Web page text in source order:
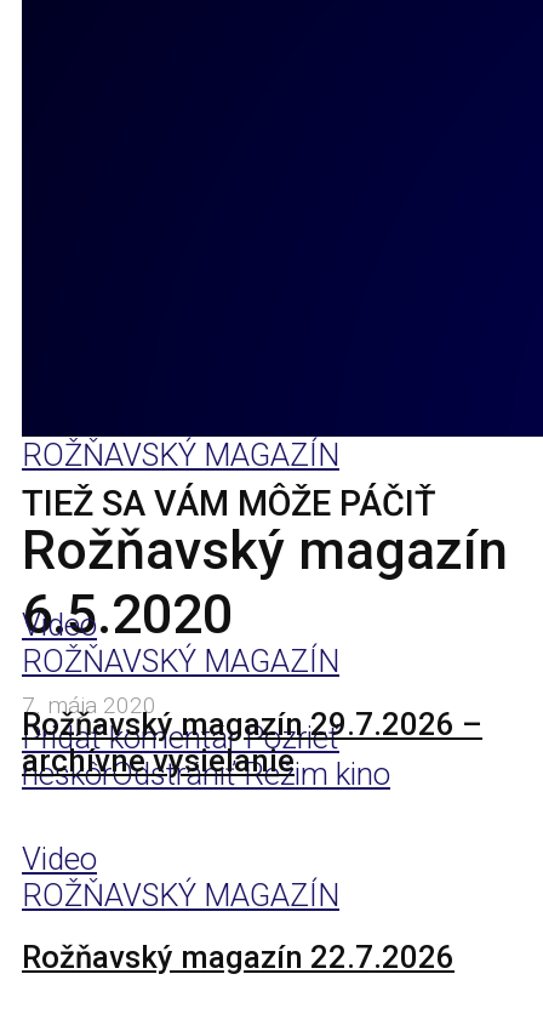
ROŽŇAVSKÝ MAGAZÍN
Rožňavský magazín
6.5.2020
7. mája 2020
Pridať komentár Pozrieť
neskôrOdstrániťRežim kino
TIEŽ SA VÁM MÔŽE PÁČIŤ
Video
ROŽŇAVSKÝ MAGAZÍN
Rožňavský magazín 29.7.2026 –
archívne vysielanie
Video
ROŽŇAVSKÝ MAGAZÍN
Rožňavský magazín 22.7.2026